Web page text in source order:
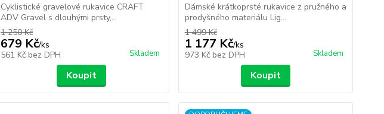
Cyklistické gravelové rukavice CRAFT
ADV Gravel s dlouhými prsty,...
1 250 Kč
679 Kč/ks
561 Kč bez DPH Skladem
Koupit
Dámské krátkoprsté rukavice z pružného a
prodyšného materiálu Lig...
1 499 Kč
1 177 Kč/ks
973 Kč bez DPH Skladem
Koupit